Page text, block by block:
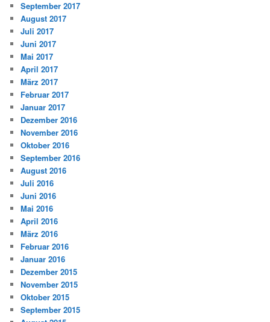
September 2017
August 2017
Juli 2017
Juni 2017
Mai 2017
April 2017
März 2017
Februar 2017
Januar 2017
Dezember 2016
November 2016
Oktober 2016
September 2016
August 2016
Juli 2016
Juni 2016
Mai 2016
April 2016
März 2016
Februar 2016
Januar 2016
Dezember 2015
November 2015
Oktober 2015
September 2015